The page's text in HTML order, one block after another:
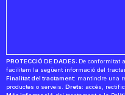
PROTECCIÓ DE DADES: De conformitat
facilitem la següent informació del
Finalitat del tractament: mantindre una
productes o serveis. Drets: accés,